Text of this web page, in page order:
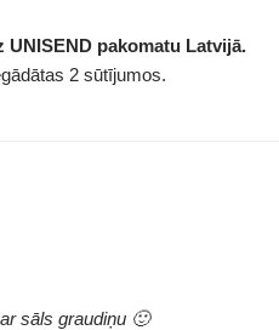
UNISEND pakomatu Latvijā.
2 sūtījumos.
sāls graudiņu 🙂